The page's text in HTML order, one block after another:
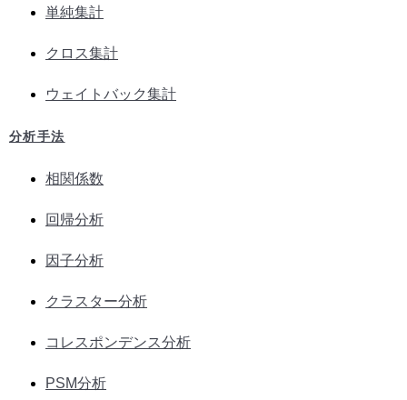
単純集計
クロス集計
ウェイトバック集計
分析手法
相関係数
回帰分析
因子分析
クラスター分析
コレスポンデンス分析
PSM分析